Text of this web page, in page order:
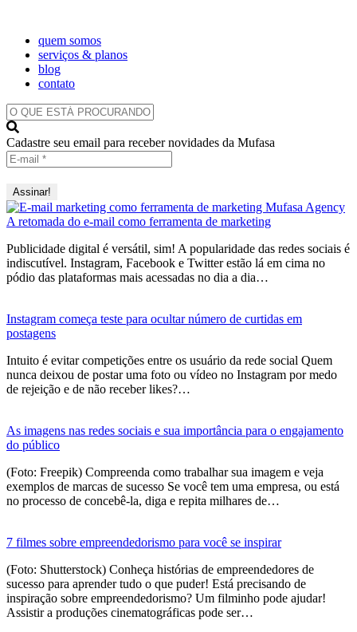
quem somos
serviços & planos
blog
contato
O
QUE
ESTÁ
PROCURANDO?
Cadastre seu email para receber novidades da Mufasa
A retomada do e-mail como ferramenta de marketing
Publicidade digital é versátil, sim! A popularidade das redes sociais é
indiscutível. Instagram, Facebook e Twitter estão lá em cima no
pódio das plataformas mais acessadas no dia a dia…
Instagram começa teste para ocultar número de curtidas em
postagens
Intuito é evitar competições entre os usuário da rede social Quem
nunca deixou de postar uma foto ou vídeo no Instagram por medo
de rejeição e de não receber likes?…
As imagens nas redes sociais e sua importância para o engajamento
do público
(Foto: Freepik) Compreenda como trabalhar sua imagem e veja
exemplos de marcas de sucesso Se você tem uma empresa, ou está
no processo de concebê-la, diga e repita milhares de…
7 filmes sobre empreendedorismo para você se inspirar
(Foto: Shutterstock) Conheça histórias de empreendedores de
sucesso para aprender tudo o que puder! Está precisando de
inspiração sobre empreendedorismo? Um filminho pode ajudar!
Assistir a produções cinematográficas pode ser…